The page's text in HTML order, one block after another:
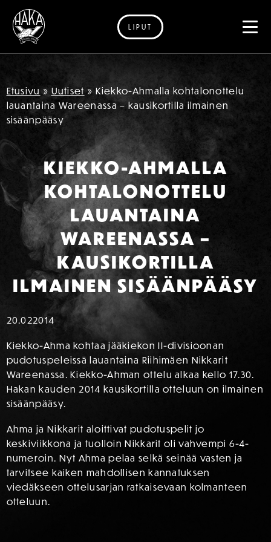
Siirry sisältöön
LIPUT
Etusivu » Uutiset » Kiekko-Ahmalla kohtalonottelu
lauantaina Wareenassa – kausikortilla ilmainen
sisäänpääsy
KIEKKO-AHMALLA
KOHTALONOTTELU
LAUANTAINA
WAREENASSA –
KAUSIKORTILLA
ILMAINEN SISÄÄNPÄÄSY
20.022014
Kiekko-Ahma kohtaa jääkiekon II-divisioonan
pudotuspeleissä lauantaina Riihimäen Nikkarit
Wareenassa. Kiekko-Ahman ottelu alkaa kello 17.30.
Hakan kauden 2014 kausikortilla otteluun on ilmainen
sisäänpääsy.
Ahma ja Nikkarit aloittivat pudotuspelit jo
keskiviikkona ja tuolloin Nikkarit oli vahvempi 6-4-
numeroin. Nyt Ahma pelaa selkä seinää vasten ja
tarvitsee kaiken mahdollisen kannatuksen
viedäkseen ottelusarjan ratkaisevaan kolmanteen
otteluun.